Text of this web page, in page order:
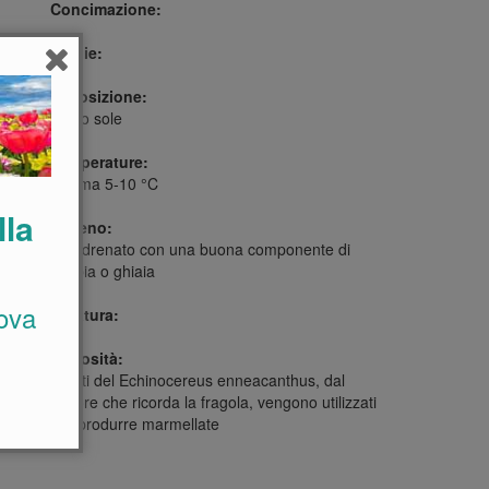
Concimazione:
Foglie:
Esposizione:
Pieno sole
Temperature:
Minima 5-10 °C
Terreno:
Ben drenato con una buona componente di
sabbia o ghiaia
Potatura:
Curiosità:
I frutti del Echinocereus enneacanthus, dal
sapore che ricorda la fragola, vengono utilizzati
per produrre marmellate